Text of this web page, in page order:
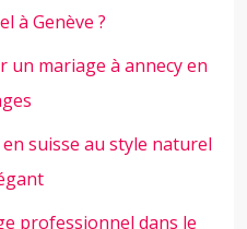
à Genève ?
un mariage à annecy en
suisse au style naturel
professionnel dans le